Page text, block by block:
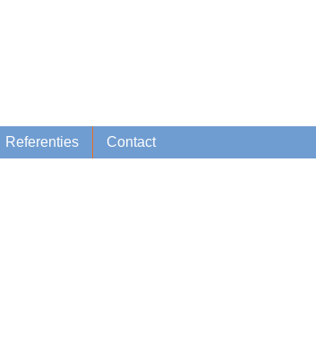
Referenties Contact